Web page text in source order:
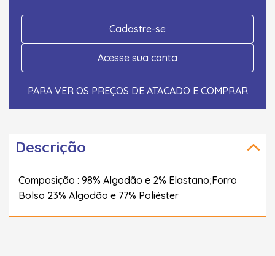
Cadastre-se
Acesse sua conta
PARA VER OS PREÇOS DE ATACADO E COMPRAR
Descrição
Composição : 98% Algodão e 2% Elastano;Forro
Bolso 23% Algodão e 77% Poliéster